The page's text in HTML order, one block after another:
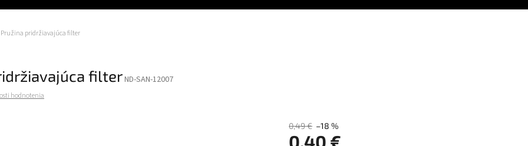
Pružina pridržiavajúca filter
filterND-SAN-12007
hodnotenia
0,49 € –18 %
0,40 €